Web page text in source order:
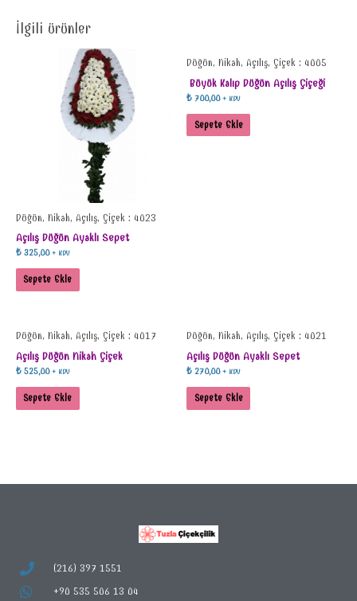
İlgili ürünler
Düğün, Nikah, Açılış, Çiçek : 4023
Açılış Düğün Ayaklı Sepet
₺325,00 + KDV
Sepete Ekle
Düğün, Nikah, Açılış, Çiçek : 4005
Büyük Kalıp Düğün Açılış Çiçeği
₺ 700,00 + KDV
Sepete Ekle
Düğün, Nikah, Açılış, Çiçek : 4017
Açılış Düğün Nikah Çiçek
₺525,00 + KDV
Sepete Ekle
Düğün, Nikah, Açılış, Çiçek : 4021
Açılış Düğün Ayaklı Sepet
₺ 270,00 + KDV
Sepete Ekle
(216) 397 1551
+90 535 506 13 04